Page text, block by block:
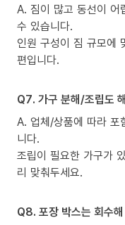
A. 짐이 많고 동선이 어
수 있습니다.
인원 구성이 짐 규모에
편입니다.
Q7. 가구 분해/조립도
A. 업체/상품에 따라 포
니다.
조립이 필요한 가구가
리 맞춰두세요.
Q8. 포장 박스는 회수